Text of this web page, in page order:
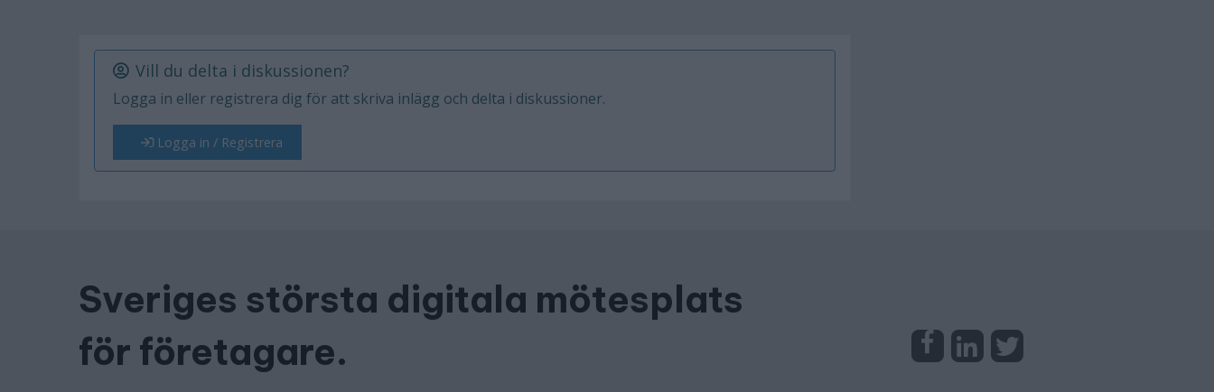
Vill du delta i diskussionen?
Logga in eller registrera dig för att skriva inlägg och delta i diskussioner.
Logga in / Registrera
Sveriges största digitala mötesplats
för företagare.